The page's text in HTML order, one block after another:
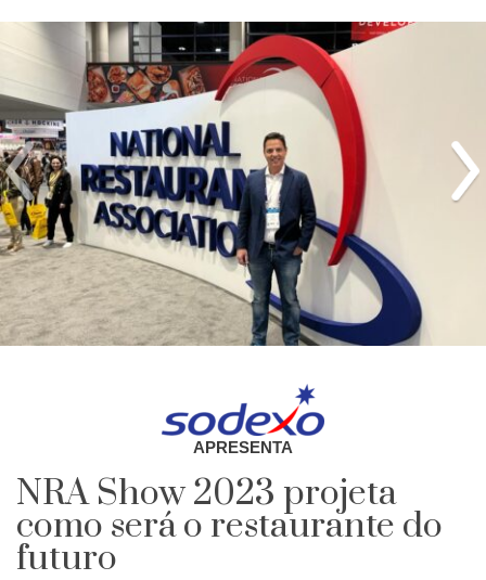
APRESENTA
NRA Show 2023 projeta
como será o restaurante do
futuro